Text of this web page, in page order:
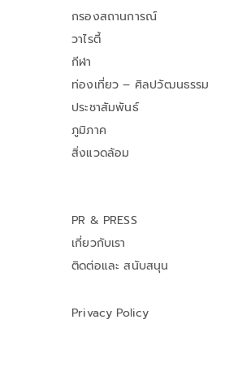
กรองสถานการณ์
วาไรตี้
กีฬา
ท่องเที่ยว – ศิลปวัฒนธรรม
ประชาสัมพันธ์
ภูมิภาค
สิ่งแวดล้อม
PR & PRESS
เกี่ยวกับเรา
ติดต่อและ สนับสนุน
Privacy Policy